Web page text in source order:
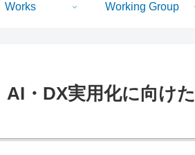
Works Working Group
・DX実用化に向け